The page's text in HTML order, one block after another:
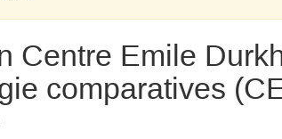
Centre Emile
comparatives